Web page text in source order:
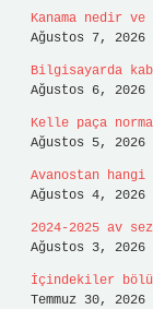
Kanama nedir
Ağustos 7, 2026
Bilgisayarda
Ağustos 6, 2026
Kelle paça
Ağustos 5, 2026
Avanostan
Ağustos 4, 2026
2024-2025 av
Ağustos 3, 2026
İçindekiler
Temmuz 30, 2026